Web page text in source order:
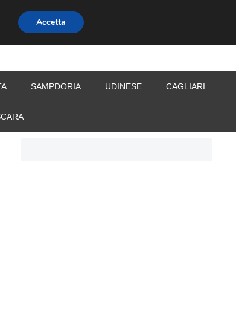
CALCIOMERCATO
SAMPDORIA UDINESE CAGLIARI
Accetta